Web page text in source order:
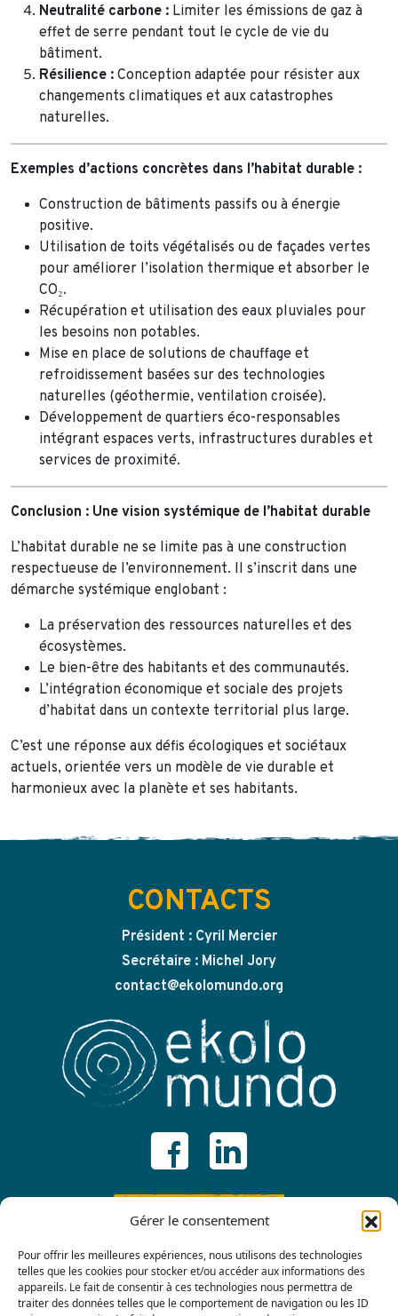
Gérer le consentement
Pour offrir les meilleures expériences, nous utilisons des technologies
telles que les cookies pour stocker et/ou accéder aux informations des
appareils. Le fait de consentir à ces technologies nous permettra de
traiter des données telles que le comportement de navigation ou les ID
Neutralité carbone : Limiter les émissions de gaz à
effet de serre pendant tout le cycle de vie du
bâtiment.
Résilience : Conception adaptée pour résister aux
changements climatiques et aux catastrophes
naturelles.
Exemples d’actions concrètes dans l’habitat durable :
Construction de bâtiments passifs ou à énergie
positive.
Utilisation de toits végétalisés ou de façades vertes
pour améliorer l’isolation thermique et absorber le
CO₂.
Récupération et utilisation des eaux pluviales pour
les besoins non potables.
Mise en place de solutions de chauffage et
refroidissement basées sur des technologies
naturelles (géothermie, ventilation croisée).
Développement de quartiers éco-responsables
intégrant espaces verts, infrastructures durables et
services de proximité.
Conclusion : Une vision systémique de l’habitat durable
L’habitat durable ne se limite pas à une construction
respectueuse de l’environnement. Il s’inscrit dans une
démarche systémique englobant :
La préservation des ressources naturelles et des
écosystèmes.
Le bien-être des habitants et des communautés.
L’intégration économique et sociale des projets
d’habitat dans un contexte territorial plus large.
C’est une réponse aux défis écologiques et sociétaux
actuels, orientée vers un modèle de vie durable et
harmonieux avec la planète et ses habitants.
CONTACTS
Président : Cyril Mercier
Secrétaire : Michel Jory
contact@ekolomundo.org
ADHÉRER